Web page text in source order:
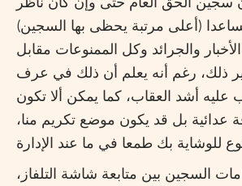
سجين الحق العام حتى وإن كان ناظر
(أعلى مرتبة يحظى بها السجين)
والجرائد وكل الممنوعات مقابل
ذلك، رغم أنه يعلم أن ذلك في عرف
عليه أشد العقاب، كما يمكن ألا تكون
عدائية بل قد يكون موضع تكريم منا،
السجين بين متابعة شاشة التلفاز،